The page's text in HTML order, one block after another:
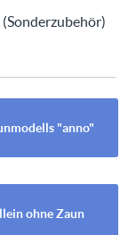
(Sonderzubehör)
"anno"
ohne Zaun